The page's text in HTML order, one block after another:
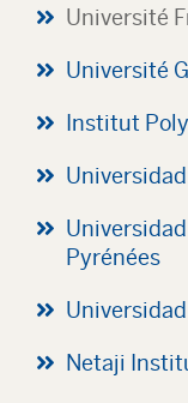
Université
Université
Institut
Pyrénées
Netaji